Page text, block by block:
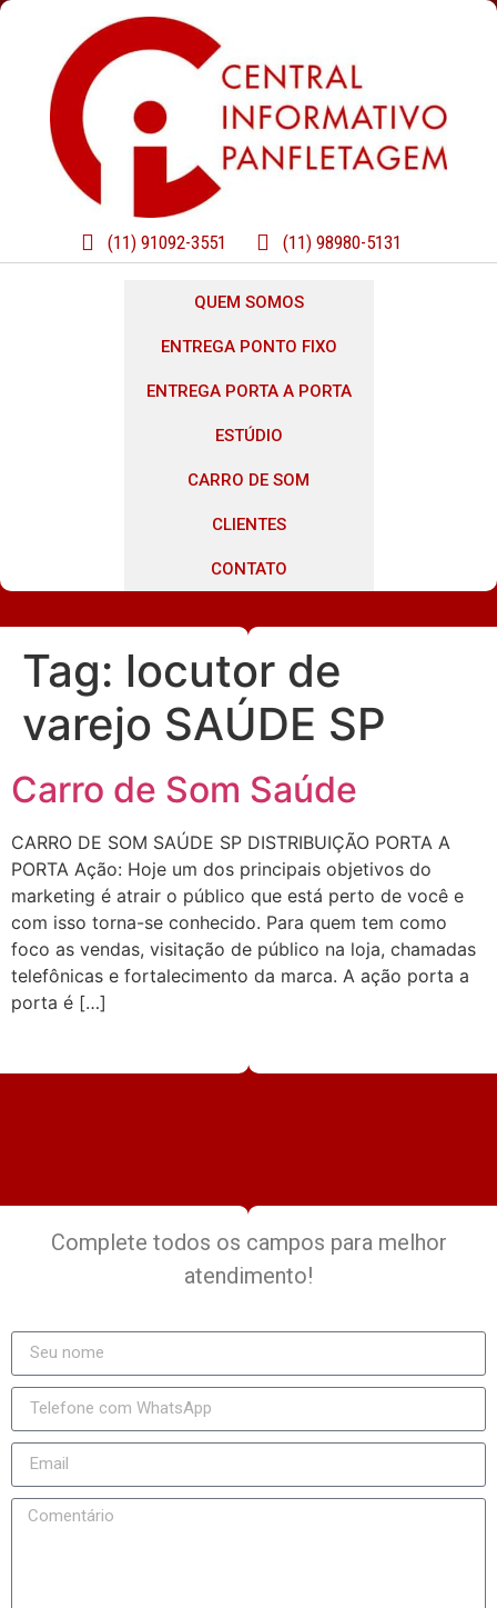
(11) 91092-3551 (11) 98980-5131
QUEM SOMOS
ENTREGA PONTO FIXO
ENTREGA PORTA A PORTA
ESTÚDIO
CARRO DE SOM
CLIENTES
CONTATO
Tag: locutor de
varejo SAÚDE SP
Carro de Som Saúde
CARRO DE SOM SAÚDE SP DISTRIBUIÇÃO PORTA A
PORTA Ação: Hoje um dos principais objetivos do
marketing é atrair o público que está perto de você e
com isso torna-se conhecido. Para quem tem como
foco as vendas, visitação de público na loja, chamadas
telefônicas e fortalecimento da marca. A ação porta a
porta é […]
Complete todos os campos para melhor
atendimento!